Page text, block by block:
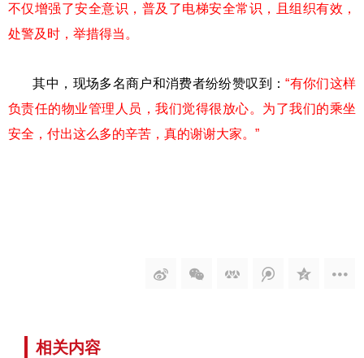
不仅增强了安全意识，普及了电梯安全常识，且组织有效，
处警及时，举措得当。
其中，现场多名商户和消费者纷纷赞叹到：“有你们这样
负责任的物业管理人员，我们觉得很放心。为了我们的乘坐
安全，付出这么多的辛苦，真的谢谢大家。”
相关内容